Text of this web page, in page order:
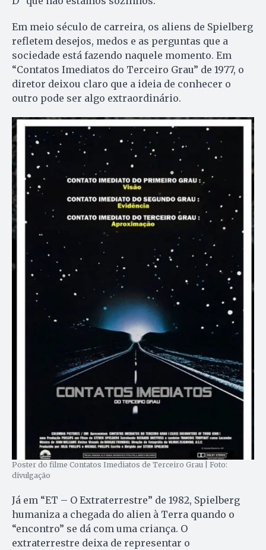
Em meio século de carreira, os aliens de Spielberg
refletem desejos, medos e as perguntas que a
sociedade está fazendo naquele momento. Em
“Contatos Imediatos do Terceiro Grau” de 1977, o
diretor deixou claro que a ideia de conhecer o
outro pode ser algo extraordinário.
Poster do filme Contatos Imediatos de Terceiro Grau | Foto:
divulgação
Já em “ET – O Extraterrestre” de 1982, Spielberg
humaniza a chegada do alien à Terra quando o
“encontro” se dá com uma criança. O
extraterrestre deixa de representar o